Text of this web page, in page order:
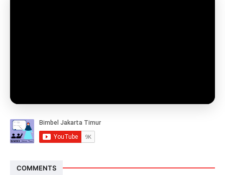
COMMENTS